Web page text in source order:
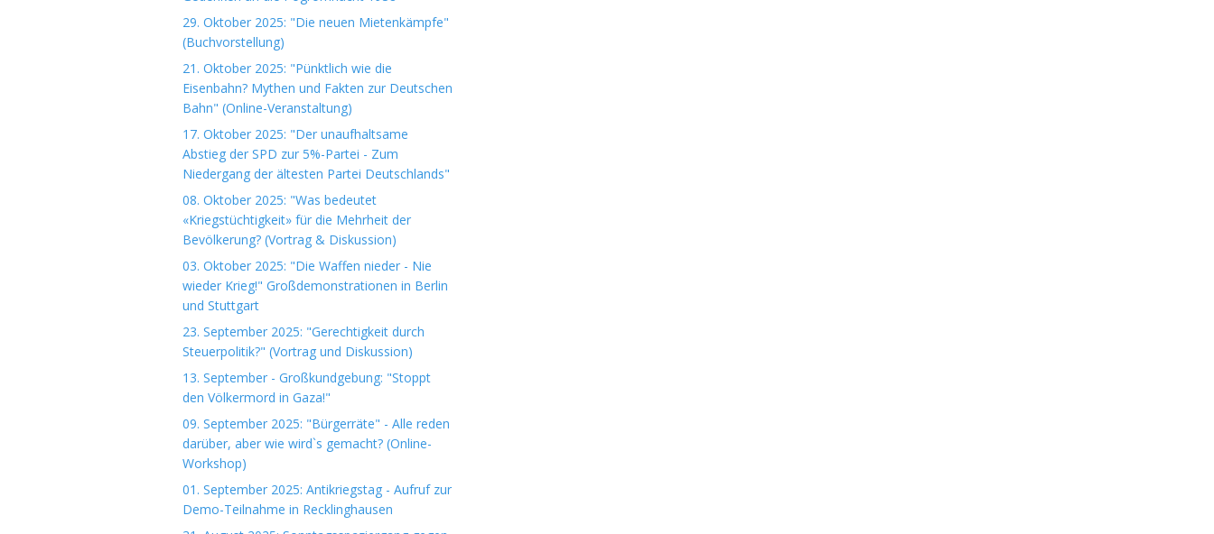
29. Oktober 2025: "Die neuen Mietenkämpfe"
(Buchvorstellung)
21. Oktober 2025: "Pünktlich wie die
Eisenbahn? Mythen und Fakten zur Deutschen
Bahn" (Online-Veranstaltung)
17. Oktober 2025: "Der unaufhaltsame
Abstieg der SPD zur 5%-Partei - Zum
Niedergang der ältesten Partei Deutschlands"
08. Oktober 2025: "Was bedeutet
«Kriegstüchtigkeit» für die Mehrheit der
Bevölkerung? (Vortrag & Diskussion)
03. Oktober 2025: "Die Waffen nieder - Nie
wieder Krieg!" Großdemonstrationen in Berlin
und Stuttgart
23. September 2025: "Gerechtigkeit durch
Steuerpolitik?" (Vortrag und Diskussion)
13. September - Großkundgebung: "Stoppt
den Völkermord in Gaza!"
09. September 2025: "Bürgerräte" - Alle reden
darüber, aber wie wird`s gemacht? (Online-
Workshop)
01. September 2025: Antikriegstag - Aufruf zur
Demo-Teilnahme in Recklinghausen